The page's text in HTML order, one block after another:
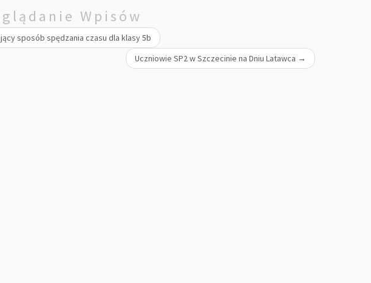
Wpisów
sposób spędzania czasu dla klasy 5b
Uczniowie SP2 w Szczecinie na Dniu Latawca →